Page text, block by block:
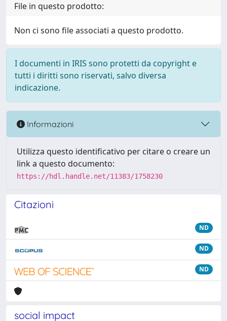
File in questo prodotto:
Non ci sono file associati a questo prodotto.
I documenti in IRIS sono protetti da copyright e
tutti i diritti sono riservati, salvo diversa
indicazione.
Informazioni
Utilizza questo identificativo per citare o creare un
link a questo documento:
https://hdl.handle.net/11383/1758230
Citazioni
ND
ND
ND
social impact